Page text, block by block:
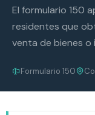
El formulario 150
residentes que
venta de bienes o
Formulario 150